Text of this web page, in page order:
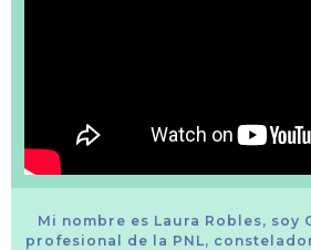
Mi nombre es Laura Robles, soy
profesional de la PNL,